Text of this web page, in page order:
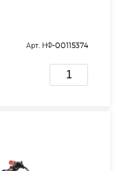
Арт. НФ-00115374